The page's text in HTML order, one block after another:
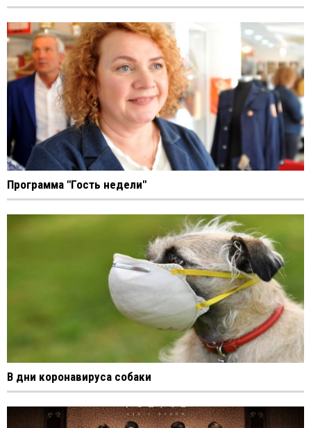
Программа "Гость недели"
В дни коронавируса собаки